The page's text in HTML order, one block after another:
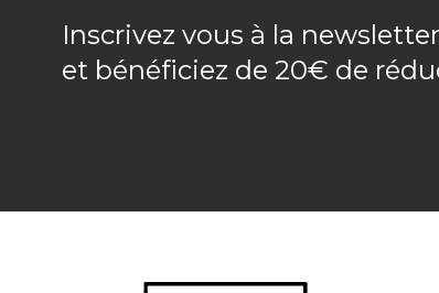
Inscrivez vous à la
et bénéficiez de 20€ de